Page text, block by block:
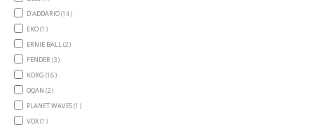
D'ADDARIO14items
EKO1item
ERNIE BALL2items
FENDER 3items
KORG16items
OQAN2items
PLANET WAVES1item
VOX1item